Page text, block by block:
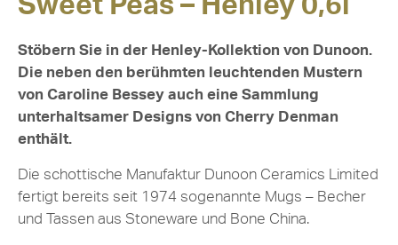
Stöbern Sie in der Henley-Kollektion von Dunoon.
Die neben den berühmten leuchtenden Mustern
von Caroline Bessey auch eine Sammlung
unterhaltsamer Designs von Cherry Denman
enthält.
Die schottische Manufaktur Dunoon Ceramics Limited
fertigt bereits seit 1974 sogenannte Mugs – Becher
und Tassen aus Stoneware und Bone China.